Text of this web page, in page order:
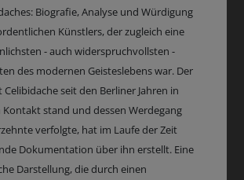
Biografie, Analyse und Würdigung
Künstlers, der zugleich eine
- auch widerspruchvollsten -
des modernen Geisteslebens war. Der
seit den Berliner Jahren in
stand und dessen Werdegang
verfolgte, hat im Laufe der Zeit
Dokumentation über ihn erstellt. Eine
Darstellung, die durch einen